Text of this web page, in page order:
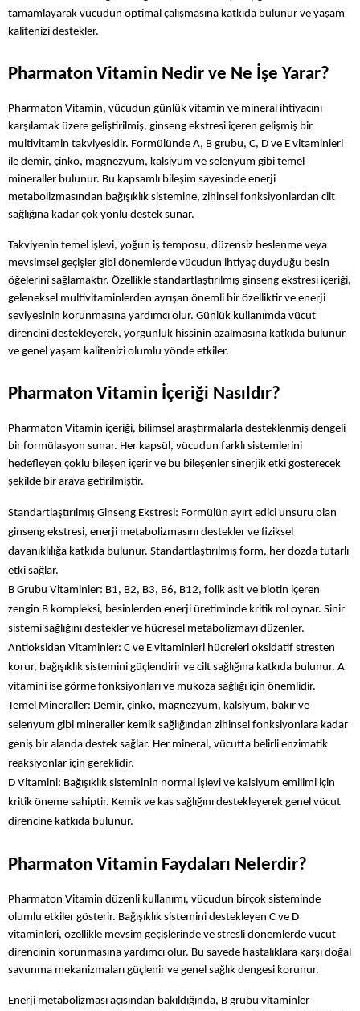
tamamlayarak vücudun optimal çalışmasına katkıda bulunur ve yaşam
kalitenizi destekler.
Pharmaton Vitamin Nedir ve Ne İşe Yarar?
Pharmaton Vitamin, vücudun günlük vitamin ve mineral ihtiyacını
karşılamak üzere geliştirilmiş, ginseng ekstresi içeren gelişmiş bir
multivitamin takviyesidir. Formülünde A, B grubu, C, D ve E vitaminleri
ile demir, çinko, magnezyum, kalsiyum ve selenyum gibi temel
mineraller bulunur. Bu kapsamlı bileşim sayesinde enerji
metabolizmasından bağışıklık sistemine, zihinsel fonksiyonlardan cilt
sağlığına kadar çok yönlü destek sunar.
Takviyenin temel işlevi, yoğun iş temposu, düzensiz beslenme veya
mevsimsel geçişler gibi dönemlerde vücudun ihtiyaç duyduğu besin
öğelerini sağlamaktır. Özellikle standartlaştırılmış ginseng ekstresi içeriği,
geleneksel multivitaminlerden ayrışan önemli bir özelliktir ve enerji
seviyesinin korunmasına yardımcı olur. Günlük kullanımda vücut
direncini destekleyerek, yorgunluk hissinin azalmasına katkıda bulunur
ve genel yaşam kalitenizi olumlu yönde etkiler.
Pharmaton Vitamin İçeriği Nasıldır?
Pharmaton Vitamin içeriği, bilimsel araştırmalarla desteklenmiş dengeli
bir formülasyon sunar. Her kapsül, vücudun farklı sistemlerini
hedefleyen çoklu bileşen içerir ve bu bileşenler sinerjik etki gösterecek
şekilde bir araya getirilmiştir.
Standartlaştırılmış Ginseng Ekstresi: Formülün ayırt edici unsuru olan
ginseng ekstresi, enerji metabolizmasını destekler ve fiziksel
dayanıklılığa katkıda bulunur. Standartlaştırılmış form, her dozda tutarlı
etki sağlar.
B Grubu Vitaminler: B1, B2, B3, B6, B12, folik asit ve biotin içeren
zengin B kompleksi, besinlerden enerji üretiminde kritik rol oynar. Sinir
sistemi sağlığını destekler ve hücresel metabolizmayı düzenler.
Antioksidan Vitaminler: C ve E vitaminleri hücreleri oksidatif stresten
korur, bağışıklık sistemini güçlendirir ve cilt sağlığına katkıda bulunur. A
vitamini ise görme fonksiyonları ve mukoza sağlığı için önemlidir.
Temel Mineraller: Demir, çinko, magnezyum, kalsiyum, bakır ve
selenyum gibi mineraller kemik sağlığından zihinsel fonksiyonlara kadar
geniş bir alanda destek sağlar. Her mineral, vücutta belirli enzimatik
reaksiyonlar için gereklidir.
D Vitamini: Bağışıklık sisteminin normal işlevi ve kalsiyum emilimi için
kritik öneme sahiptir. Kemik ve kas sağlığını destekleyerek genel vücut
direncine katkıda bulunur.
Pharmaton Vitamin Faydaları Nelerdir?
Pharmaton Vitamin düzenli kullanımı, vücudun birçok sisteminde
olumlu etkiler gösterir. Bağışıklık sistemini destekleyen C ve D
vitaminleri, özellikle mevsim geçişlerinde ve stresli dönemlerde vücut
direncinin korunmasına yardımcı olur. Bu sayede hastalıklara karşı doğal
savunma mekanizmaları güçlenir ve genel sağlık dengesi korunur.
Enerji metabolizması açısından bakıldığında, B grubu vitaminler